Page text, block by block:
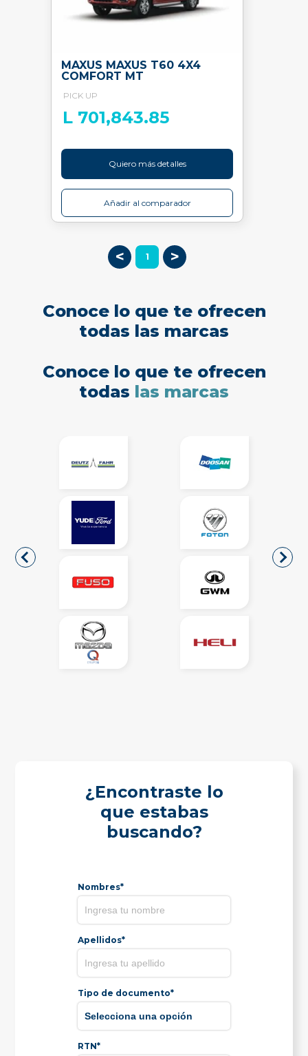
MAXUS MAXUS T60 4X4
COMFORT MT
PICK UP
L 701,843.85
Quiero más detalles
Añadir al comparador
< 1 >
Conoce lo que te ofrecen
todas las marcas
Conoce lo que te ofrecen
todas las marcas
¿Encontraste lo
que estabas
buscando?
Nombres*
Apellidos*
Tipo de documento*
RTN*